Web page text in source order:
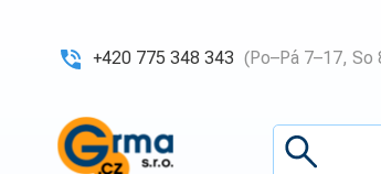
+420 775 348 343 (Po–Pá 7–17, So